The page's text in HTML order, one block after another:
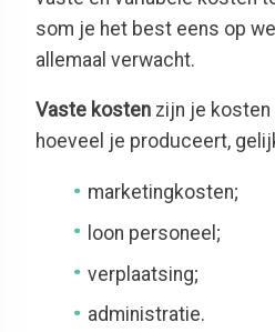
som je het best eens op
allemaal verwacht.
Vaste kosten zijn je kosten
hoeveel je produceert,
marketingkosten;
loon personeel;
verplaatsing;
administratie.